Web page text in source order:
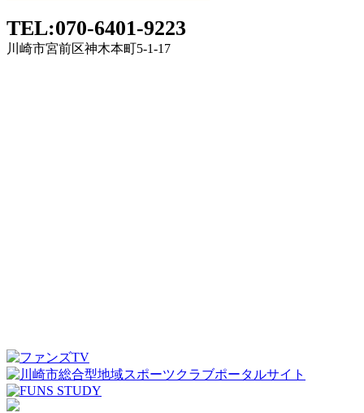
TEL:070-6401-9223
川崎市宮前区神木本町5-1-17